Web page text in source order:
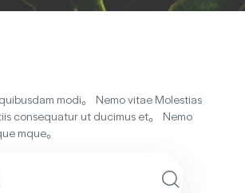
modi。 Nemo vitae Molestias
consequatur ut ducimus et。 Nemo
mque。